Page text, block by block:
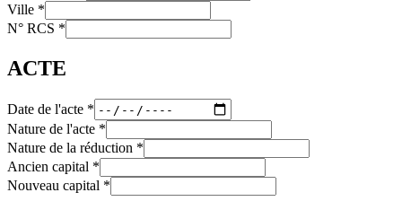
Ville *
N° RCS *
ACTE
Date de l'acte *
Nature de l'acte *
Nature de la réduction *
Ancien capital *
Nouveau capital *